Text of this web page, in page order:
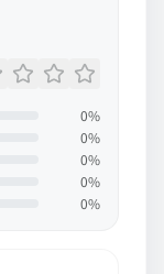
0%
0%
0%
0%
0%